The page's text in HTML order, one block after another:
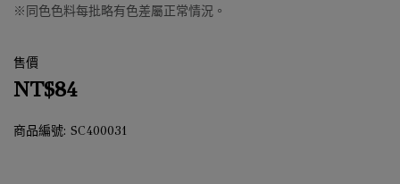
※同色色料每批略有色差屬正常情況。
售價
NT$84
商品編號: SC400031